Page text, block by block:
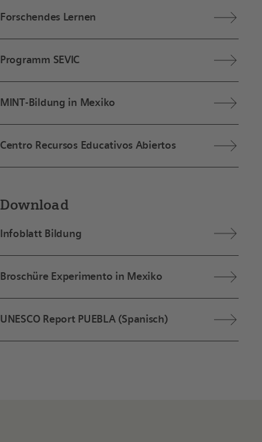
Forschendes Lernen
Programm SEVIC
MINT-Bildung in Mexiko
Centro Recursos Educativos Abiertos
Download
Infoblatt Bildung
Broschüre Experimento in Mexiko
UNESCO Report PUEBLA (Spanisch)